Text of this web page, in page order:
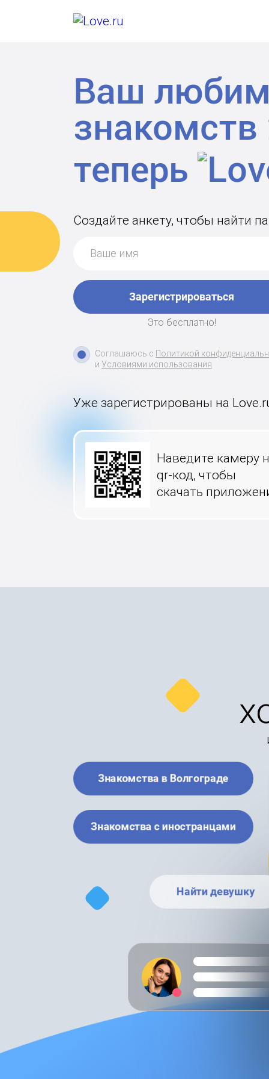
Ваш
знакомств
теперь
Создайте анкету, чтобы найти
Зарегистрироваться
Это бесплатно!
Соглашаюсь с Политикой
и Условиями использования
Уже зарегистрированы на
Наведите камеру
qr-код, чтобы
скачать
Знакомства в Волгограде
Знакомства с иностранцами
Найти девушку